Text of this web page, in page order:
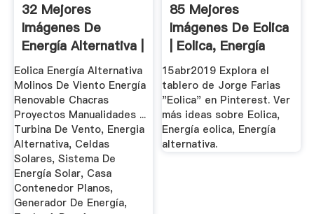
32 Mejores
Imágenes De
Energía Alternativa |
Energía ...
Eolica Energía Alternativa
Molinos De Viento Energía
Renovable Chacras
Proyectos Manualidades ...
Turbina De Vento, Energia
Alternativa, Celdas
Solares, Sistema De
Energía Solar, Casa
Contenedor Planos,
Generador De Energía,
85 Mejores
Imágenes De Eolica
| Eolica, Energía
Eolica ...
15abr2019 Explora el
tablero de Jorge Farias
"Eolica" en Pinterest. Ver
más ideas sobre Eolica,
Energía eolica, Energía
alternativa.